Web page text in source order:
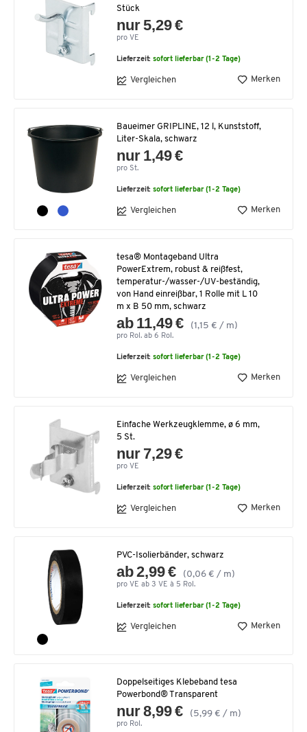
Stück
nur 5,29 €
pro VE
Lieferzeit:sofort lieferbar (1-2 Tage)
Vergleichen Merken
Baueimer GRIPLINE, 12 l, Kunststoff,
Liter-Skala, schwarz
nur 1,49 €
pro St.
Lieferzeit:sofort lieferbar (1-2 Tage)
Vergleichen Merken
tesa® Montageband Ultra
PowerExtrem, robust & reißfest,
temperatur-/wasser-/UV-beständig,
von Hand einreißbar, 1 Rolle mit L 10
m x B 50 mm, schwarz
ab 11,49 € (1,15 € / m)
pro Rol. ab 6 Rol.
Lieferzeit:sofort lieferbar (1-2 Tage)
Vergleichen Merken
Einfache Werkzeugklemme, ø 6 mm,
5 St.
nur 7,29 €
pro VE
Lieferzeit:sofort lieferbar (1-2 Tage)
Vergleichen Merken
PVC-Isolierbänder, schwarz
ab 2,99 € (0,06 € / m)
pro VE ab 3 VE à 5 Rol.
Lieferzeit:sofort lieferbar (1-2 Tage)
Vergleichen Merken
Doppelseitiges Klebeband tesa
Powerbond® Transparent
nur 8,99 € (5,99 € / m)
pro Rol.